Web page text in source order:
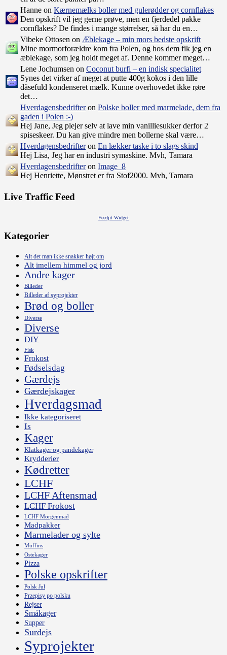
Hanne on Kærnemælks boller med gulerødder og cornflakes
Den opskrift vil jeg gerne prøve, men en fjerdedel pakke
cornflakes? De findes i mange størrelser, så har du en…
Vibeke Ottosen on Æblekage – min mors bedste opskrift
Mine mormorforældre kom fra Polen, og hos dem fik jeg en
æblekage, som jeg holdt meget af. Denne kommer meget…
Lene Jochumsen on Coconut burfi – en indisk specialitet
Synes det virker af meget at putte 400g kokos i den lille
dåsefuld kondenseret mælk. Kunne overhovedet ikke røre
det…
Hverdagensbedrifteron Polske boller med marmelade, dem fra
gaden i Polen :-)
Hej Jane, Jeg plejer selv at lave min vanilliesukker derfor 2
spiseskeer. Du kan give mindre men bollerne skal være…
Hverdagensbedrifteron En lækker taske i to slags skind
Hej Lisa, Jeg har en industri symaskine. Mvh, Tamara
Hverdagensbedrifteron Image_8
Hej Henriette, Mønstret er fra Stof2000. Mvh, Tamara
Live Traffic Feed
Feedjit Widget
Kategorier
Alt det man ikke snakker højt om
Alt imellem himmel og jord
Andre kager
Billeder
Billeder af syprojekter
Brød og boller
Diverse
Diverse
DIY
Fisk
Frokost
Fødselsdag
Gærdejs
Gærdejskager
Hverdagsmad
Ikke kategoriseret
Is
Kager
Klatkager og pandekager
Krydderier
Kødretter
LCHF
LCHF Aftensmad
LCHF Frokost
LCHF Morgenmad
Madpakker
Marmelader og sylte
Muffins
Ostekager
Pizza
Polske opskrifter
Polsk Jul
Przepisy po polsku
Rejser
Småkager
Supper
Surdejs
Syprojekter